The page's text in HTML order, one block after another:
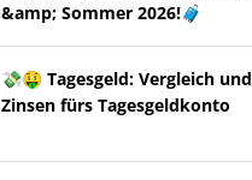
&amp; Sommer 2026!🧳
💸🤑 Tagesgeld: Vergleich und
Zinsen fürs Tagesgeldkonto